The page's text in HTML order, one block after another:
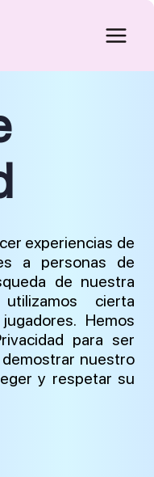
experiencias de
a personas de
de nuestra
cierta
Hemos
para ser
nuestro
y respetar su